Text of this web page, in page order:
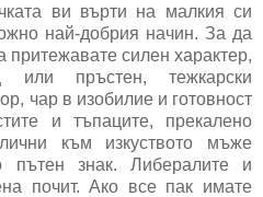
ви върти на малкия си
най-добрия начин. За да
притежавате силен характер,
или пръстен, тежкарски
чар в изобилие и готовност
и тъпаците, прекалено
към изкуството мъже
пътен знак. Либералите и
почит. Ако все пак имате